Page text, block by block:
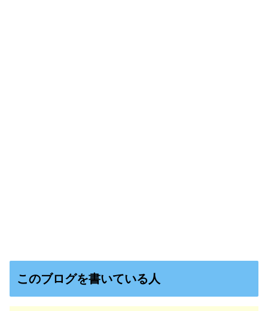
このブログを書いている人